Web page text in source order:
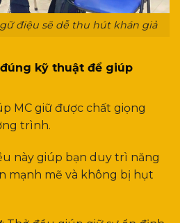
điệu sẽ dễ thu hút khán giả
kỹ thuật để giúp
MC giữ được chất giọng
trình.
này giúp bạn duy trì năng
mạnh mẽ và không bị hụt